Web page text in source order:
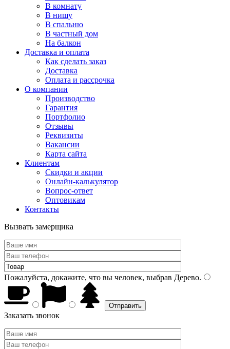
В комнату
В нишу
В спальню
В частный дом
На балкон
Доставка и оплата
Как сделать заказ
Доставка
Оплата и рассрочка
О компании
Производство
Гарантия
Портфолио
Отзывы
Реквизиты
Вакансии
Карта сайта
Клиентам
Скидки и акции
Онлайн-калькулятор
Вопрос-ответ
Оптовикам
Контакты
Вызвать замерщика
Пожалуйста, докажите, что вы человек, выбрав Дерево.
Заказать звонок